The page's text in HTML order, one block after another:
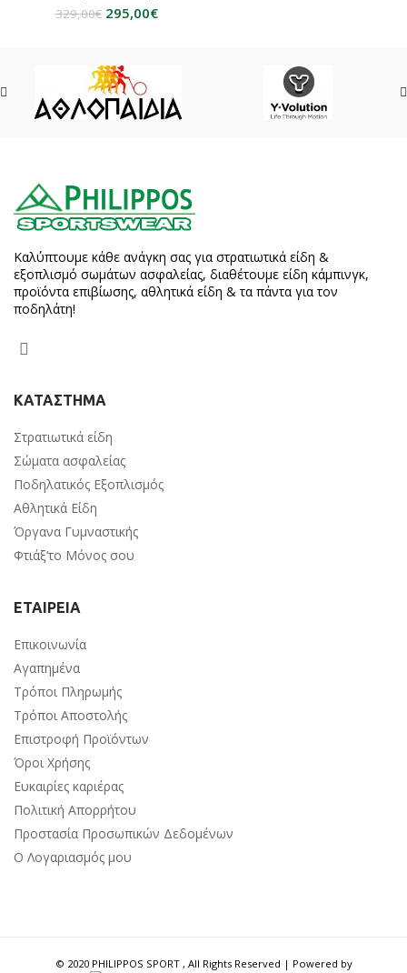
329,00€ 295,00€
Καλύπτουμε κάθε ανάγκη σας για στρατιωτικά είδη &
εξοπλισμό σωμάτων ασφαλείας, διαθέτουμε είδη κάμπινγκ,
προϊόντα επιβίωσης, αθλητικά είδη & τα πάντα για τον
ποδηλάτη!
ΚΑΤΑΣΤΗΜΑ
Στρατιωτικά είδη
Σώματα ασφαλείας
Ποδηλατικός Εξοπλισμός
Αθλητικά Είδη
Όργανα Γυμναστικής
Φτιάξ’το Μόνος σου
ΕΤΑΙΡΕΙΑ
Επικοινωνία
Αγαπημένα
Τρόποι Πληρωμής
Τρόποι Αποστολής
Επιστροφή Προϊόντων
Όροι Χρήσης
Ευκαιρίες καριέρας
Πολιτική Απορρήτου
Προστασία Προσωπικών Δεδομένων
Ο Λογαριασμός μου
© 2020 PHILIPPOS SPORT , All Rights Reserved | Powered by